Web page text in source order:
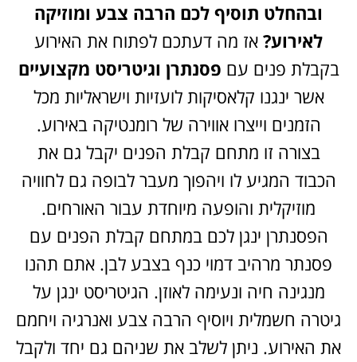
ובהחלט תוסיף לכם הרבה צבע ומוזיקה
לאירוע? אז מה דעתכם לפתוח את האירוע
בקבלת פנים עם פסנתרן וגיטריסט מקצועיים
אשר ינגנו קלאסיקות לועזיות וישראליות מכל
הזמנים וייצרו אווירה של רומנטיקה באירוע.
בצורה זו מתחם קבלת הפנים יקבל גם את
הכבוד המגיע לו ויהפוך מעבר לבופה גם לחוויה
מוזיקלית והופעה מיוחדת עבור האורחים.
הפסנתרן ינגן לכם במתחם קבלת הפנים עם
פסנתר מרהיב דמוי כנף בצבע לבן. אתם תהנו
מנגינה חיה ונעימה לאוזן. הגיטריסט ינגן על
גיטרה חשמלית ויוסיף הרבה צבע ואנרגיה ויחמם
את האירוע. ניתן לשלב את שניהם גם יחד ולקבל